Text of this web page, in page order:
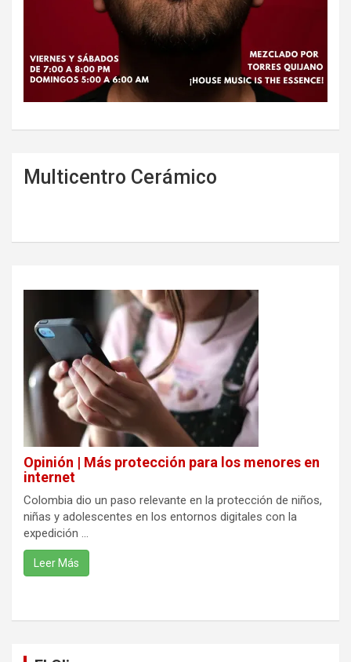
Multicentro Cerámico
Opinión | Más protección para los menores en
internet
Colombia dio un paso relevante en la protección de niños,
niñas y adolescentes en los entornos digitales con la
expedición ...
Leer Más